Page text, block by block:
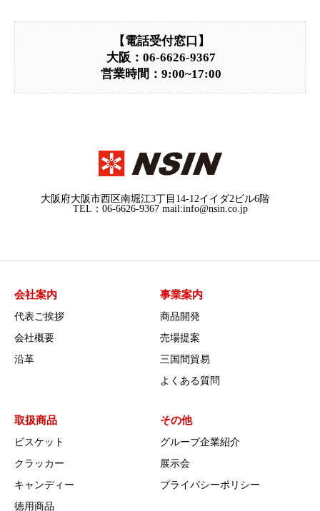
【電話受付窓口】
大阪：06-6626-9367
営業時間：9:00~17:00
大阪府大阪市西区南堀江3丁目14-12イイダ2ビル6階
TEL：06-6626-9367 mail:info@nsin.co.jp
会社案内
代表ご挨拶
会社概要
沿革
事業案内
商品開発
売場提案
三国間貿易
よくある質問
取扱商品
ビスケット
クラッカー
キャンディー
徳用商品
その他
グループ企業紹介
展示会
プライバシーポリシー